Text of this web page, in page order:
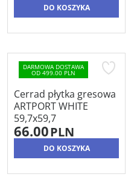
DO KOSZYKA
DARMOWA DOSTAWA
OD 499.00 PLN
Cerrad płytka gresowa
ARTPORT WHITE
59,7x59,7
66.00PLN
DO KOSZYKA